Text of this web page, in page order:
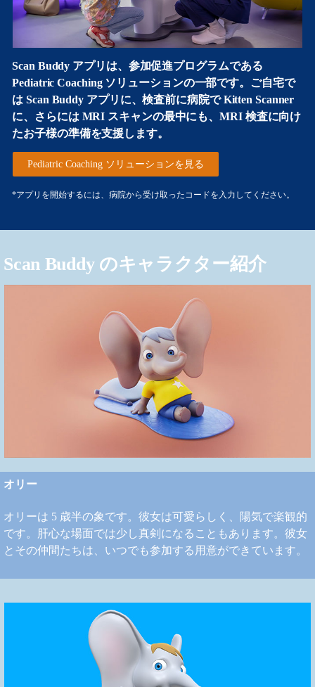
Scan Buddy アプリは、参加促進プログラムである
Pediatric Coaching ソリューションの一部です。ご自宅で
は Scan Buddy アプリに、検査前に病院で Kitten Scanner
に、さらには MRI スキャンの最中にも、MRI 検査に向け
たお子様の準備を支援します。
Pediatric Coaching ソリューションを見る
*アプリを開始するには、病院から受け取ったコードを入力してください。
Scan Buddy のキャラクター紹介
オリー
オリーは 5 歳半の象です。彼女は可愛らしく、陽気で楽観的
です。肝心な場面では少し真剣になることもあります。彼女
とその仲間たちは、いつでも参加する用意ができています。